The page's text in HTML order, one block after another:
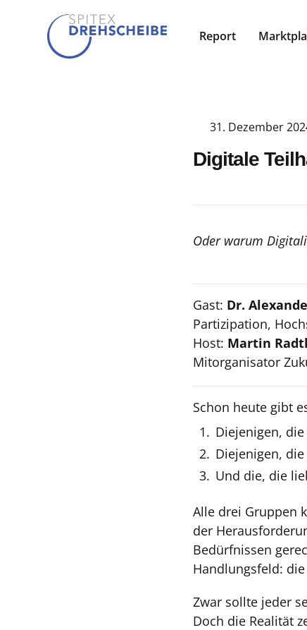
Report
31. Dezember
Digitale
Oder warum
Gast: Dr.
Partizipation,
Host: Martin
Mitorganisator
Schon heute gibt
Diejenigen,
Diejenigen,
Und die, die
Alle drei Gruppen
der
Bedürfnissen
Handlungsfeld:
Zwar sollte jeder
Doch die Realität